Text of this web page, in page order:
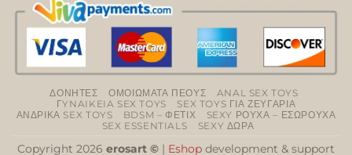
ΔΟΝΗΤΕΣ ΟΜΟΙΩΜΑΤΑ ΠΕΟΥΣ
ANAL SEX TOYS
ΓYNAIKEIA SEX TOYS
SEX TOYS ΓΙΑ ΖΕΥΓΑΡΙΑ
ΑΝΔΡΙΚΑ SEX TOYS
BDSM – ΦΕΤΙΧ
SEXY ΡΟΥΧΑ – ΕΣΩΡΟΥΧΑ
SEX ESSENTIALS
SEXY ΔΩΡΑ
Copyright 2026 erosart © | Eshop development & support